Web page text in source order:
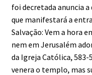
foi decretada anuncia
que manifestará a
Salvação: Vem a hora
nem em Jerusalém
da Igreja Católica,
venera o templo, mas